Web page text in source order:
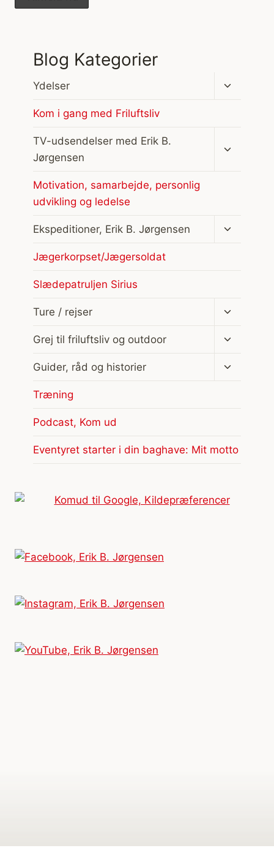
Blog Kategorier
Ydelser
Skift
Kom i gang med Friluftsliv
TV-udsendelser med Erik B.
Jørgensen
Motivation, samarbejde, personlig
udvikling og ledelse
Ekspeditioner, Erik B. Jørgensen
Skift
Jægerkorpset/Jægersoldat
Slædepatruljen Sirius
Ture / rejser
Skift
Grej til friluftsliv og outdoor
Skift
Guider, råd og historier
Skift
Træning
Podcast, Kom ud
Eventyret starter i din baghave: Mit motto